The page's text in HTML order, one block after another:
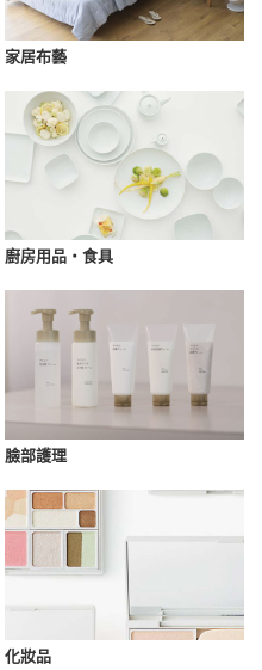
家居布藝
廚房用品・食具
臉部護理
化妝品